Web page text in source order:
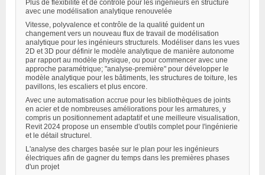
Plus de flexibilité et de contrôle pour les ingénieurs en structure
avec une modélisation analytique renouvelée
Vitesse, polyvalence et contrôle de la qualité guident un
changement vers un nouveau flux de travail de modélisation
analytique pour les ingénieurs structurels. Modéliser dans les vues
2D et 3D pour définir le modèle analytique de manière autonome
par rapport au modèle physique, ou pour commencer avec une
approche paramétrique; "analyse-première" pour développer le
modèle analytique pour les bâtiments, les structures de toiture, les
pavillons, les escaliers et plus encore.
Avec une automatisation accrue pour les bibliothèques de joints
en acier et de nombreuses améliorations pour les armatures, y
compris un positionnement adaptatif et une meilleure visualisation,
Revit 2024 propose un ensemble d'outils complet pour l'ingénierie
et le détail structurel.
L'analyse des charges basée sur le plan pour les ingénieurs
électriques afin de gagner du temps dans les premières phases
d'un projet